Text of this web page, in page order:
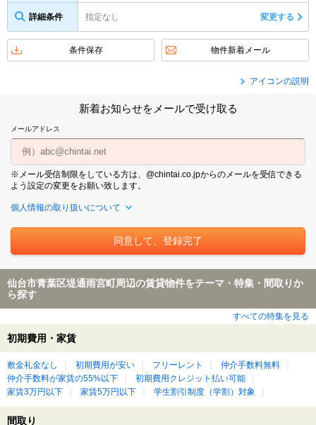
詳細条件 指定なし 変更する
条件保存 物件新着メール
アイコンの説明
新着お知らせをメールで受け取る
メールアドレス
※メール受信制限をしている方は、@chintai.co.jpからのメールを受信できる
よう設定の変更をお願い致します。
個人情報の取り扱いについて
仙台市青葉区堤通雨宮町周辺の賃貸物件をテーマ・特集・間取りか
ら探す
すべての特集を見る
初期費用・家賃
敷金礼金なし 初期費用が安い フリーレント
仲介手数料無料
仲介手数料が家賃の55%以下
初期費用クレジット払い可能
家賃3万円以下
家賃5万円以下 学生割引制度（学割）対象
間取り